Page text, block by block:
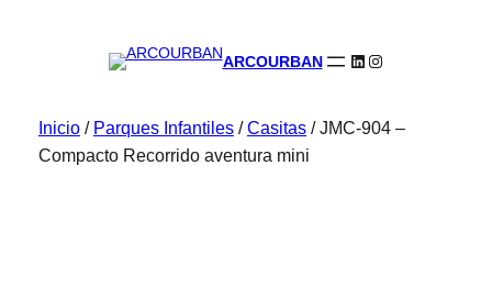
ARCOURBAN LinkedIn
Instagram
Inicio/ Parques Infantiles/Casitas/ JMC-904 –
Compacto Recorrido aventura mini